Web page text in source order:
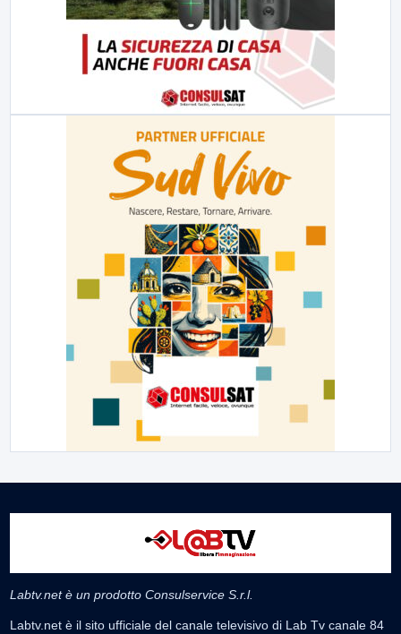
Labtv.net è un prodotto Consulservice S.r.l.
Labtv.net è il sito ufficiale del canale televisivo di Lab Tv canale 84